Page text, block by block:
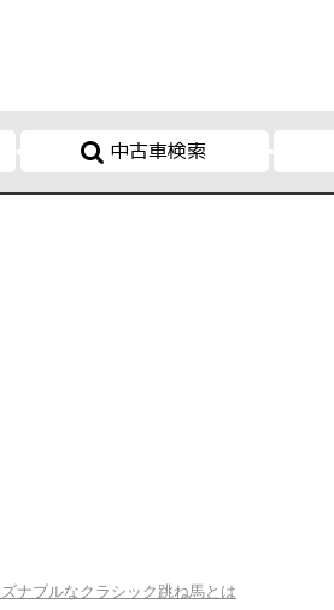
中古車検索
ナブルなクラシック跳ね馬とは